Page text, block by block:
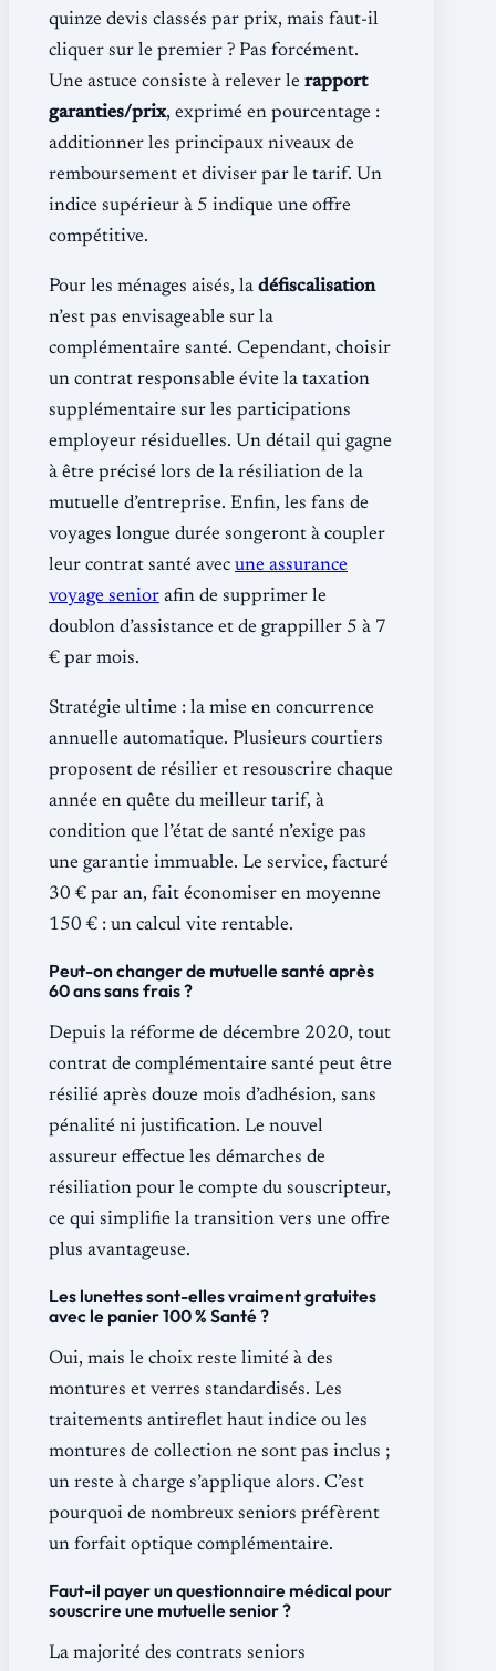
quinze devis classés par prix, mais faut-il
cliquer sur le premier ? Pas forcément.
Une astuce consiste à relever le rapport
garanties/prix, exprimé en pourcentage :
additionner les principaux niveaux de
remboursement et diviser par le tarif. Un
indice supérieur à 5 indique une offre
compétitive.
Pour les ménages aisés, la défiscalisation
n’est pas envisageable sur la
complémentaire santé. Cependant, choisir
un contrat responsable évite la taxation
supplémentaire sur les participations
employeur résiduelles. Un détail qui gagne
à être précisé lors de la résiliation de la
mutuelle d’entreprise. Enfin, les fans de
voyages longue durée songeront à coupler
leur contrat santé avec une assurance
voyage senior afin de supprimer le
doublon d’assistance et de grappiller 5 à 7
€ par mois.
Stratégie ultime : la mise en concurrence
annuelle automatique. Plusieurs courtiers
proposent de résilier et resouscrire chaque
année en quête du meilleur tarif, à
condition que l’état de santé n’exige pas
une garantie immuable. Le service, facturé
30 € par an, fait économiser en moyenne
150 € : un calcul vite rentable.
Peut-on changer de mutuelle santé après
60 ans sans frais ?
Depuis la réforme de décembre 2020, tout
contrat de complémentaire santé peut être
résilié après douze mois d’adhésion, sans
pénalité ni justification. Le nouvel
assureur effectue les démarches de
résiliation pour le compte du souscripteur,
ce qui simplifie la transition vers une offre
plus avantageuse.
Les lunettes sont-elles vraiment gratuites
avec le panier 100 % Santé ?
Oui, mais le choix reste limité à des
montures et verres standardisés. Les
traitements antireflet haut indice ou les
montures de collection ne sont pas inclus ;
un reste à charge s’applique alors. C’est
pourquoi de nombreux seniors préfèrent
un forfait optique complémentaire.
Faut-il payer un questionnaire médical pour
souscrire une mutuelle senior ?
La majorité des contrats seniors